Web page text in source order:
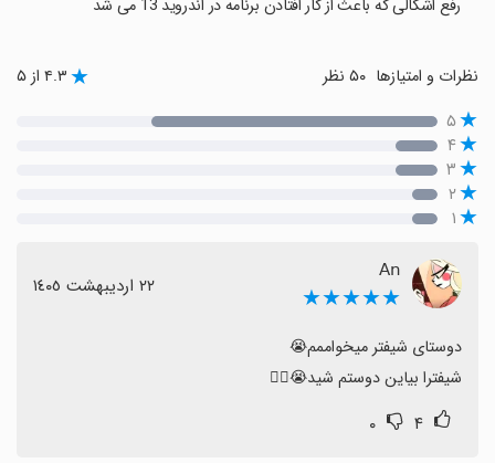
رفع اشکالی که باعث از کار افتادن برنامه در اندروید 13 می شد
نظرات و امتیازها ۴.۳ از ۵
۵
۴
۳
۲
۱
𝖠𝗇
★★★★★ ٢٢ اردیبهشت ١٤٠٥
شیفترا بیاین دوستم شید😭☝🏻
۴ ۰